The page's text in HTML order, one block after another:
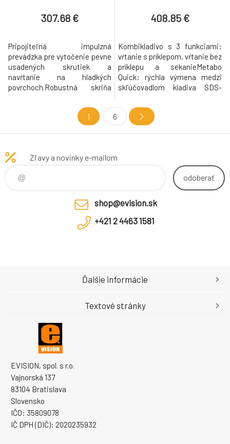
307.68 €
Pripojiteľná impulzná
prevádzka pre vytočenie pevne
usadených skrutiek a
navŕtanie na hladkých
povrchoch.Robustná skriňa
tlakového odliatku pre
optimálny odvod tepla a dlhú
životnosťOtočný držiak uhlíkov
vytočenie pevne usadených
elektronika V
408.85 €
Kombikladivo s 3 funkciami:
vŕtanie s príklepom, vŕtanie bez
príklepu a sekanieMetabo
Quick: rýchla výmena medzi
skľúčovadlom kladiva SDS-
skľučovadlom pre vŕtanie do
dreva a kovuPerfektná
ergonómia vďaka ťažisku blízko
poškodeniu a prachuElek
1 6
Zľavy a novinky e-mailom
odoberať
shop@evision.sk
+421 2 4463 1581
EVISION, spol. s r.o.
Vajnorská 137
83104 Bratislava
Slovensko
IČO: 35809078
IČ DPH (DIČ): 2020235932
Ďalšie informácie
Textové stránky